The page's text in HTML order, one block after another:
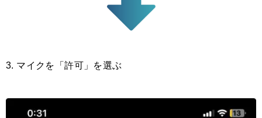
3. マイクを「許可」を選ぶ